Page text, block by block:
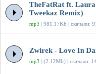
TheFatRat ft.
Tweekaz Remix)
mp3 | 981.17Kb | скачали:
Zwirek - Love In
mp3 | (2.12Mb) | скачали: